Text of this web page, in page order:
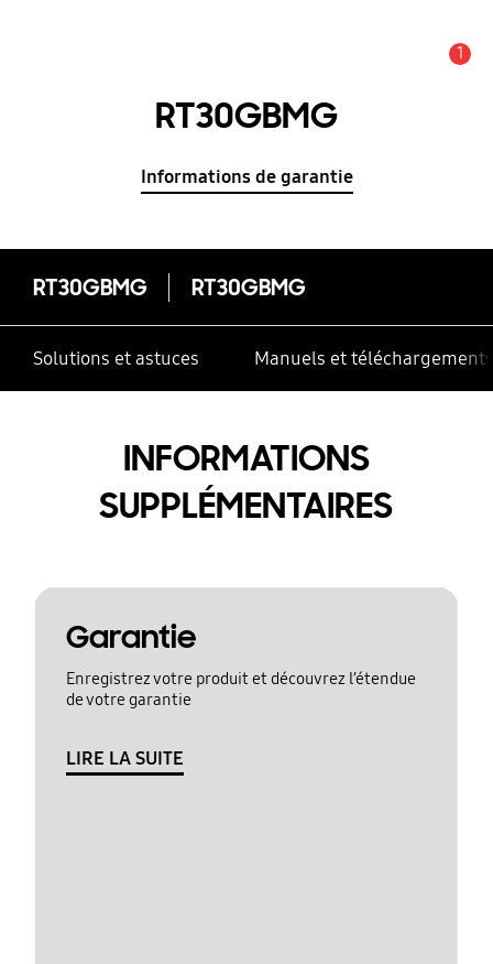
1
RT30GBMG
Informations de garantie
RT30GBMG RT30GBMG
Solutions et astuces Manuels et téléchargements
INFORMATIONS
SUPPLÉMENTAIRES
Garantie
Enregistrez votre produit et découvrez l’étendue
de votre garantie
LIRE LA SUITE